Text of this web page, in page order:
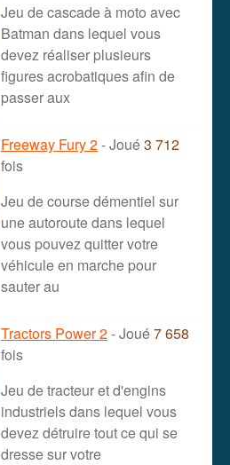
Jeu de cascade à moto avec
Batman dans lequel vous
devez réaliser plusieurs
figures acrobatiques afin de
passer aux
Freeway Fury 2- Joué3 712
fois
Jeu de course démentiel sur
une autoroute dans lequel
vous pouvez quitter votre
véhicule en marche pour
sauter au
Tractors Power 2- Joué7 658
fois
Jeu de tracteur et d'engins
industriels dans lequel vous
devez détruire tout ce qui se
dresse sur votre